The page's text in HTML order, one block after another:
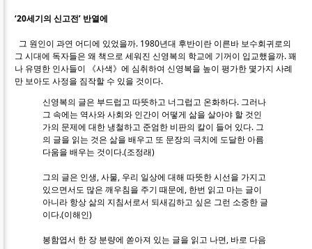
‘20세기의 신고전’ 반열에
그 원인이 과연 어디에 있었을까. 1980년대 후반이란 이른바 보수회귀로의
그 시대에 독자들은 왜 책으로 세워진 신영복의 학교에 기꺼이 입교했을까. 꽤
나 유명한 인사들이 《사색》에 심취하여 신영복을 높이 평가한 몇가지 사례
만 보아도 사정을 짐작할 수 있을 것이다.
신영복의 글은 부드럽고 따뜻하고 너그럽고 온화하다. 그러나
그 속에는 역사와 사회와 인간이 어떻게 삶을 살아야 할 것인
가의 문제에 대한 냉철하고 준엄한 비판의 칼이 들어 있다. 그
의 글을 읽는 것은 삶을 배우고 또 문장의 극치에 도달한 아름
다움을 배우는 것이다.(조정래)
그의 글은 인생, 사물, 우리 일상에 대해 따뜻한 시선을 가지고
있으면서도 많은 깨우침을 주기 때문에, 한번 읽고 마는 글이
아니라 항상 삶의 지침서로서 되새김하고 싶은 그런 소중한 글
이다.(이해인)
봉함엽서 한 장 분량에 쏟아져 있는 글을 읽고 나면, 바로 다음